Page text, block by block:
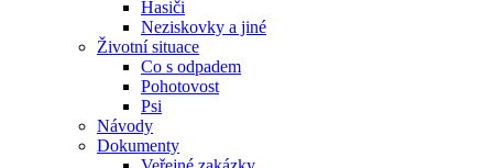
Hasiči
Neziskovky a jiné
Životní situace
Co s odpadem
Pohotovost
Psi
Návody
Dokumenty